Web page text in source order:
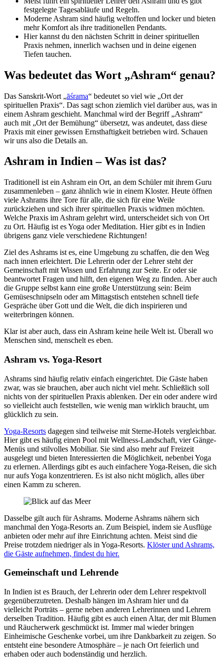
festgelegte Tagesabläufe und Regeln.
Moderne Ashram sind häufig weltoffen und locker und bieten
mehr Komfort als ihre traditionellen Pendants.
Hier kannst du den nächsten Schritt in deiner spirituellen
Praxis nehmen, innerlich wachsen und in deine eigenen
Tiefen tauchen.
Was bedeutet das Wort „Ashram“ genau?
Das Sanskrit-Wort „āśrama“ bedeutet so viel wie „Ort der
spirituellen Praxis“. Das sagt schon ziemlich viel darüber aus, was in
einem Ashram geschieht. Manchmal wird der Begriff „Ashram“
auch mit „Ort der Bemühung“ übersetzt, was andeutet, dass diese
Praxis mit einer gewissen Ernsthaftigkeit betrieben wird. Schauen
wir uns also die Details an.
Ashram in Indien – Was ist das?
Traditionell ist ein Ashram ein Ort, an dem Schüler mit ihrem Guru
zusammenleben – ganz ähnlich wie in einem Kloster. Heute öffnen
viele Ashrams ihre Tore für alle, die sich für eine Weile
zurückziehen und sich ihrer spirituellen Praxis widmen möchten.
Welche Praxis im Ashram gelehrt wird, unterscheidet sich von Ort
zu Ort. Häufig ist es Yoga oder Meditation. Hier gibt es in Indien
übrigens ganz viele verschiedene Richtungen!
Ziel des Ashrams ist es, eine Umgebung zu schaffen, die den Weg
nach innen erleichtert. Die Lehrerin oder der Lehrer steht der
Gemeinschaft mit Wissen und Erfahrung zur Seite. Er oder sie
beantwortet Fragen und hilft, den eigenen Weg zu finden. Aber auch
die Gruppe selbst kann eine große Unterstützung sein: Beim
Gemüseschnipseln oder am Mittagstisch entstehen schnell tiefe
Gespräche über Gott und die Welt, die dich inspirieren und
weiterbringen können.
Klar ist aber auch, dass ein Ashram keine heile Welt ist. Überall wo
Menschen sind, menschelt es eben.
Ashram vs. Yoga-Resort
Ashrams sind häufig relativ einfach eingerichtet. Die Gäste haben
zwar, was sie brauchen, aber auch nicht viel mehr. Schließlich soll
nichts von der spirituellen Praxis ablenken. Der ein oder andere wird
so vielleicht auch feststellen, wie wenig man wirklich braucht, um
glücklich zu sein.
Yoga-Resorts dagegen sind teilweise mit Sterne-Hotels vergleichbar.
Hier gibt es häufig einen Pool mit Wellness-Landschaft, vier Gänge-
Menüs und stilvolles Mobiliar. Sie sind also mehr auf Freizeit
ausgelegt und bieten Interessierten die Möglichkeit, nebenbei Yoga
zu erlernen. Allerdings gibt es auch einfachere Yoga-Reisen, die sich
nur aufs Yoga konzentrieren. Es ist also nicht möglich, alles über
einen Kamm zu scheren.
Dasselbe gilt auch für Ashrams. Moderne Ashrams nähern sich
manchmal den Yoga-Resorts an. Zum Beispiel, indem sie Ausflüge
anbieten oder mehr auf ihre Einrichtung achten. Meist sind die
Preise trotzdem niedriger als in Yoga-Resorts. Klöster und Ashrams,
die Gäste aufnehmen, findest du hier.
Gemeinschaft und Lehrende
In Indien ist es Brauch, der Lehrerin oder dem Lehrer respektvoll
gegenüberzutreten. Deshalb hängen im Ashram hier und da
vielleicht Porträts – gerne neben anderen Lehrerinnen und Lehrern
derselben Tradition. Häufig gibt es auch einen Altar, der mit Blumen
und Räucherwerk geschmückt ist. Immer mal wieder bringen
Einheimische Geschenke vorbei, um ihre Dankbarkeit zu zeigen. So
entsteht eine besondere Atmosphäre – je nach Ort feierlich und
erhaben oder auch bodenständig und herzlich.